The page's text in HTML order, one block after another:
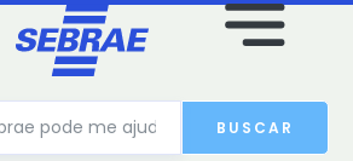
BUSCAR